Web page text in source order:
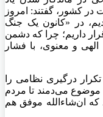
کشور، گفتند: امروز
در «کانون یک جنگ
داریم؛ چرا که دشمن
و معنوی، با فشار
درگیری نظامی را
می‌دمند تا مردم
که ان‌شاءالله موفق هم